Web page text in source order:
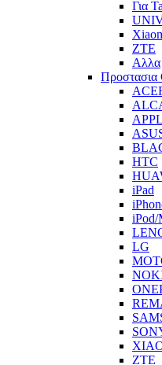
Για
ZTE
Αλλα
Προστασια
HTC
iPad
iPod/
LG
ZTE